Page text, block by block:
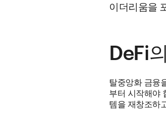
이더리움을
DeFi
탈중앙화 금융
부터 시작해야
템을 재창조하